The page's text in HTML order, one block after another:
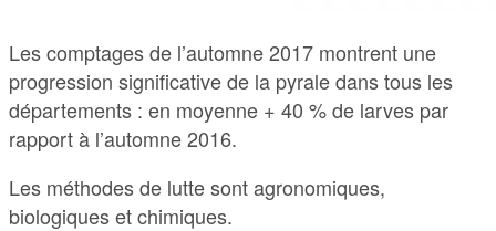
Les comptages de l’automne 2017 montrent une
progression significative de la pyrale dans tous les
départements : en moyenne + 40 % de larves par
rapport à l’automne 2016.
Les méthodes de lutte sont agronomiques,
biologiques et chimiques.